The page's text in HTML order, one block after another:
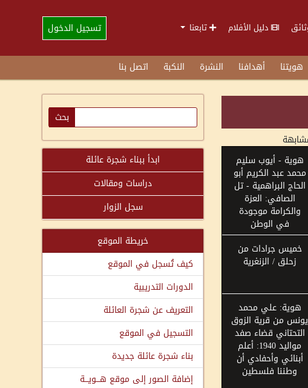
دليل الأفلام تابعنا تسجيل الدخول
هويتنا أهدافنا النشرة النكبة اتصل بنا
هوية - أيوب سليم
محمد عبد الكريم أبو
الحاج البراهمية - تل
الصافي: العزة
والكرامة موجودة
في الوطن
خميس جرادات من
زحلق / الزنغرية
هوية: علي محمد
يونس من قرية الزوق
التحتاني قضاء صفد
مواليد 1940: أعلم
أبنائي وأحفادي أن
وطننا فلسطين
ابدأ ببناء شجرة عائلة
دراسات ومقالات
سجل الزوار
خريطة الموقع
كيف تُسجل في الموقع
الدورات التدريبية
التعريف عن شجرة العائلة
التسجيل في الموقع
بناء شجرة عائلة جديدة
إضافة الصور إلى موقع هـــويـــة